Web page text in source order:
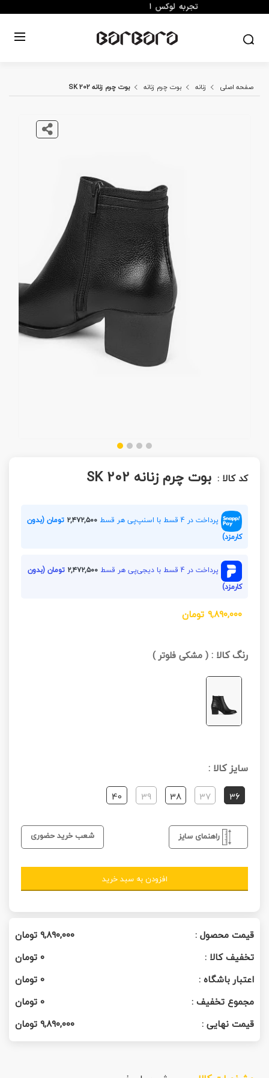
صفحه اصلی زنانه بوت چرم زنانه بوت چرم زنانه SK 202
کد کالا : بوت چرم زنانه SK 202
پرداخت در 4 قسط با اسنپ‌پی هر قسط ۲,۴۷۲,۵۰۰ تومان (بدون
کارمزد)
پرداخت در 4 قسط با دیجی‌پی هر قسط ۲,۴۷۲,۵۰۰ تومان (بدون
کارمزد)
۹,۸۹۰,۰۰۰ تومان
رنگ کالا :(مشکی فلوتر )
سایز کالا :
36
37
38
39
40
راهنمای سایز شعب خرید حضوری
افزودن به سبد خرید
قیمت محصول : ۹,۸۹۰,۰۰۰تومان
تخفیف کالا :
۰تومان
اعتبار باشگاه :
0تومان
مجموع تخفیف :
0تومان
قیمت نهایی :
۹,۸۹۰,۰۰۰تومان